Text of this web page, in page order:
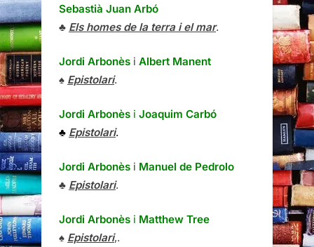
Sebastià Juan Arbó
♣ Els homes de la terra i el mar.
Jordi Arbonès i Albert Manent
♠ Epistolari.
Jordi Arbonès i Joaquim Carbó
♣ Epistolari.
Jordi Arbonès i Manuel de Pedrolo
♣ Epistolari.
Jordi Arbonès i Matthew Tree
♠ Epistolari,.